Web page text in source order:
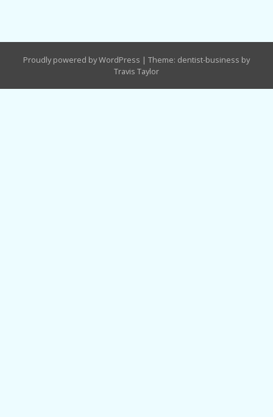
Proudly powered by WordPress | Theme: dentist-business by
Travis Taylor